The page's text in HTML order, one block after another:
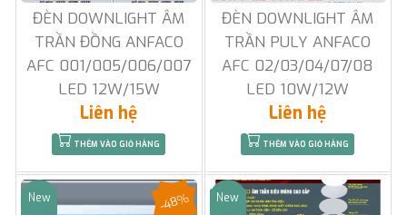
ĐÈN DOWNLIGHT ÂM
TRẦN ĐỒNG ANFACO
AFC 001/005/006/007
LED 12W/15W
Liên hệ
THÊM VÀO GIỎ HÀNG
ĐÈN DOWNLIGHT ÂM
TRẦN PULY ANFACO
AFC 02/03/04/07/08
LED 10W/12W
Liên hệ
THÊM VÀO GIỎ HÀNG
Sale
New -48% Sale
New